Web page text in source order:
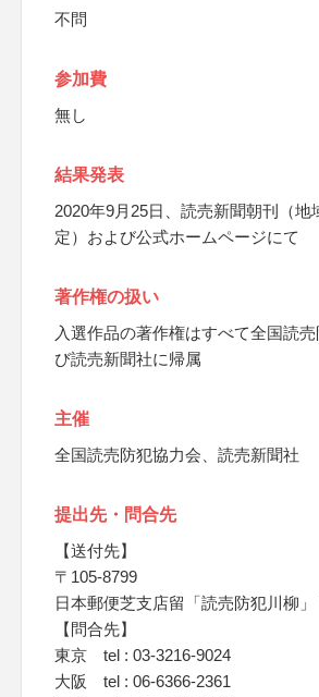
不問
参加費
無し
結果発表
2020年9月25日、読売新聞朝刊（地
定）および公式ホームページにて
著作権の扱い
入選作品の著作権はすべて全国読
び読売新聞社に帰属
主催
全国読売防犯協力会、読売新聞社
提出先・問合先
【送付先】
〒105-8799
日本郵便芝支店留「読売防犯川柳
【問合先】
東京 tel : 03-3216-9024
大阪 tel : 06-6366-2361